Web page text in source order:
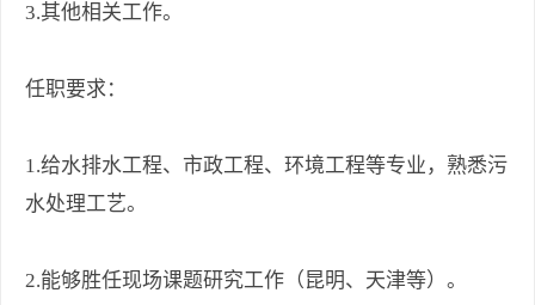
3.其他相关工作。
任职要求：
1.给水排水工程、市政工程、环境工程等专业，熟悉污
水处理工艺。
2.能够胜任现场课题研究工作（昆明、天津等）。